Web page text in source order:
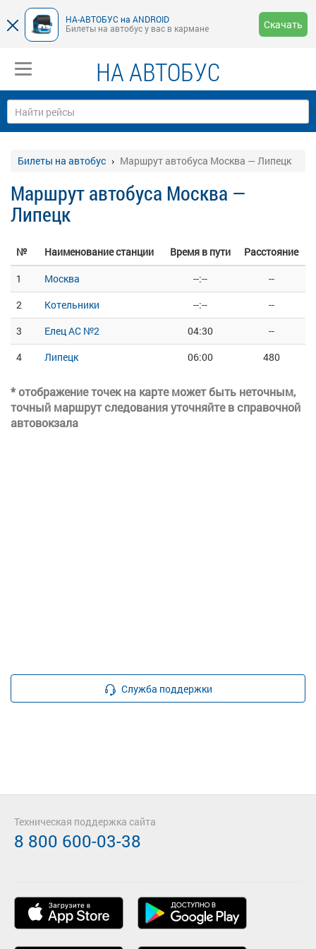
НА-АВТОБУС на ANDROID
Билеты на автобус у вас в кармане
Скачать
НА АВТОБУС
Билеты на автобус Маршрут автобуса Москва — Липецк
Маршрут автобуса Москва —
Липецк
№ Наименование станции Время в пути
Расстояние
1
Москва --:--
--
2
Котельники --:--
--
3
Елец АС №2 04:30
--
4
Липецк 06:00 480
* отображение точек на карте может быть неточным,
точный маршрут следования уточняйте в справочной
автовокзала
Служба поддержки
Техническая поддержка сайта
8 800 600-03-38